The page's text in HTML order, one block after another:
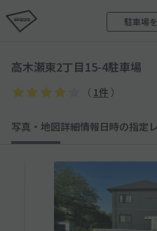
駐車場
高木瀬東2丁目15-4駐車場
（ 1件 ）
写真・地図詳細情報日時の指定